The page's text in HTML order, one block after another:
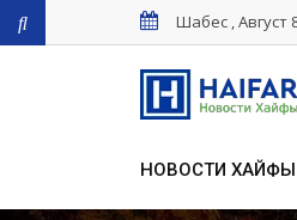
Шабес , Август
НОВОСТИ ХАЙФЫ